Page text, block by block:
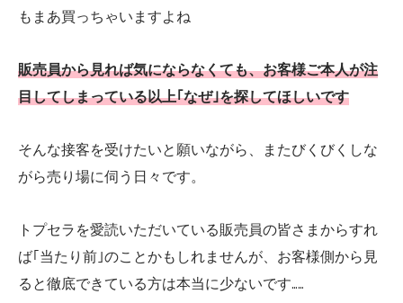
もまあ買っちゃいますよね
販売員から見れば気にならなくても、お客様ご本人が注
目してしまっている以上｢なぜ｣を探してほしいです
そんな接客を受けたいと願いながら、またびくびくしな
がら売り場に伺う日々です。
トプセラを愛読いただいている販売員の皆さまからすれ
ば｢当たり前｣のことかもしれませんが、お客様側から見
ると徹底できている方は本当に少ないです……